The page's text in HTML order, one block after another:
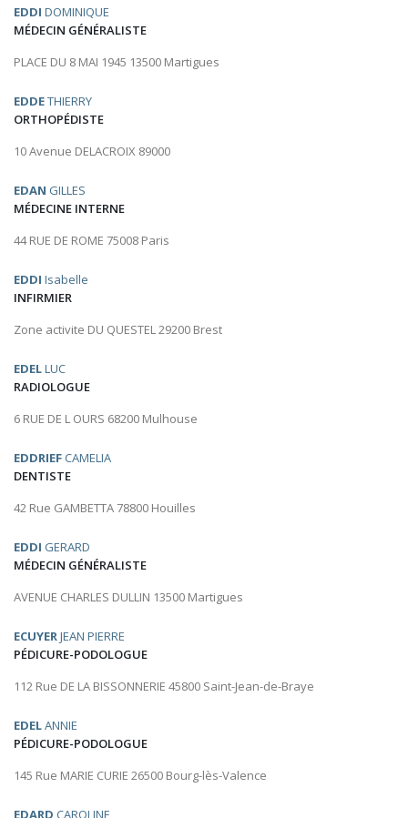
EDDI DOMINIQUE
MÉDECIN GÉNÉRALISTE
PLACE DU 8 MAI 1945 13500 Martigues
EDDETHIERRY
ORTHOPÉDISTE
10 Avenue DELACROIX 89000
EDAN GILLES
MÉDECINE INTERNE
44 RUE DE ROME 75008 Paris
EDDI Isabelle
INFIRMIER
Zone activite DU QUESTEL 29200 Brest
EDELLUC
RADIOLOGUE
6 RUE DE L OURS 68200 Mulhouse
EDDRIEF CAMELIA
DENTISTE
42 Rue GAMBETTA 78800 Houilles
EDDI GERARD
MÉDECIN GÉNÉRALISTE
AVENUE CHARLES DULLIN 13500 Martigues
ECUYERJEAN PIERRE
PÉDICURE-PODOLOGUE
112 Rue DE LA BISSONNERIE 45800 Saint-Jean-de-Braye
EDELANNIE
PÉDICURE-PODOLOGUE
145 Rue MARIE CURIE 26500 Bourg-lès-Valence
EDARD CAROLINE